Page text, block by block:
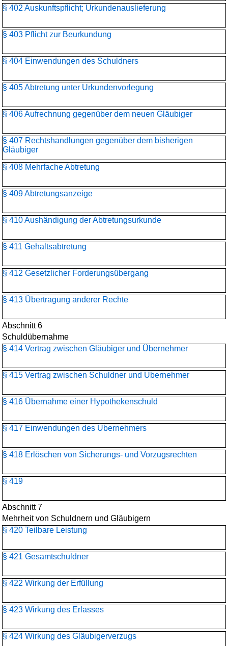
§ 402 Auskunftspflicht; Urkundenauslieferung
§ 403 Pflicht zur Beurkundung
§ 404 Einwendungen des Schuldners
§ 405 Abtretung unter Urkundenvorlegung
§ 406 Aufrechnung gegenüber dem neuen Gläubiger
§ 407 Rechtshandlungen gegenüber dem bisherigen
Gläubiger
§ 408 Mehrfache Abtretung
§ 409 Abtretungsanzeige
§ 410 Aushändigung der Abtretungsurkunde
§ 411 Gehaltsabtretung
§ 412 Gesetzlicher Forderungsübergang
§ 413 Übertragung anderer Rechte
Abschnitt 6
Schuldübernahme
§ 414 Vertrag zwischen Gläubiger und Übernehmer
§ 415 Vertrag zwischen Schuldner und Übernehmer
§ 416 Übernahme einer Hypothekenschuld
§ 417 Einwendungen des Übernehmers
§ 418 Erlöschen von Sicherungs- und Vorzugsrechten
§ 419
Abschnitt 7
Mehrheit von Schuldnern und Gläubigern
§ 420 Teilbare Leistung
§ 421 Gesamtschuldner
§ 422 Wirkung der Erfüllung
§ 423 Wirkung des Erlasses
§ 424 Wirkung des Gläubigerverzugs